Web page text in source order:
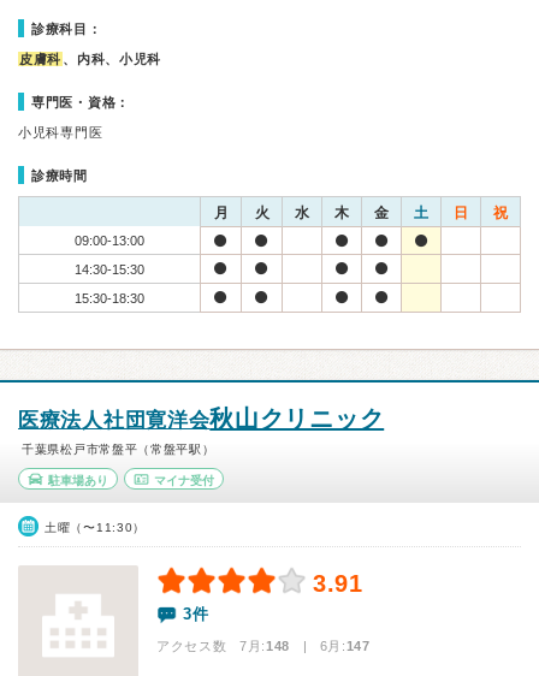
診療科目：
皮膚科 、内科、小児科
専門医・資格：
小児科専門医
診療時間
月 火 水 木 金 土 日 祝
09:00-13:00
14:30-15:30
15:30-18:30
医療法人社団寛洋会秋山クリニック
千葉県松戸市常盤平（常盤平駅）
駐車場あり マイナ受付
土曜（〜11:30）
3.91
3件
アクセス数 7月:148 | 6月:147